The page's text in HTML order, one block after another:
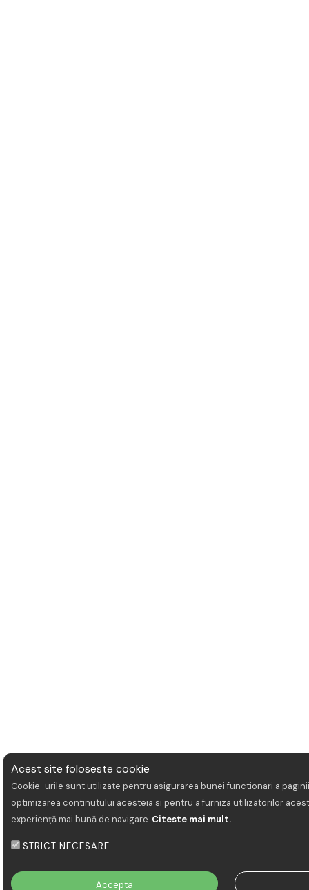
Acest site foloseste cookie
Cookie-urile sunt utilizate pentru asigurarea bunei functionari a
optimizarea continutului acesteia si pentru a furniza utilizatorilor
experiență mai bună de navigare. Citeste mai mult.
STRICT NECESARE
Accepta